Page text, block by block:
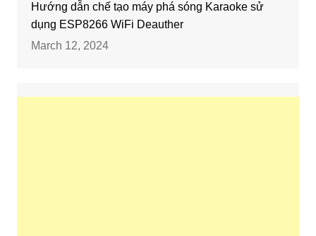
Hướng dẫn chế tạo máy phá sóng Karaoke sử
dụng ESP8266 WiFi Deauther
March 12, 2024